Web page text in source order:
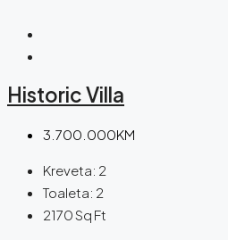
Historic Villa
3.700.000KM
Kreveta: 2
Toaleta: 2
2170Sq Ft